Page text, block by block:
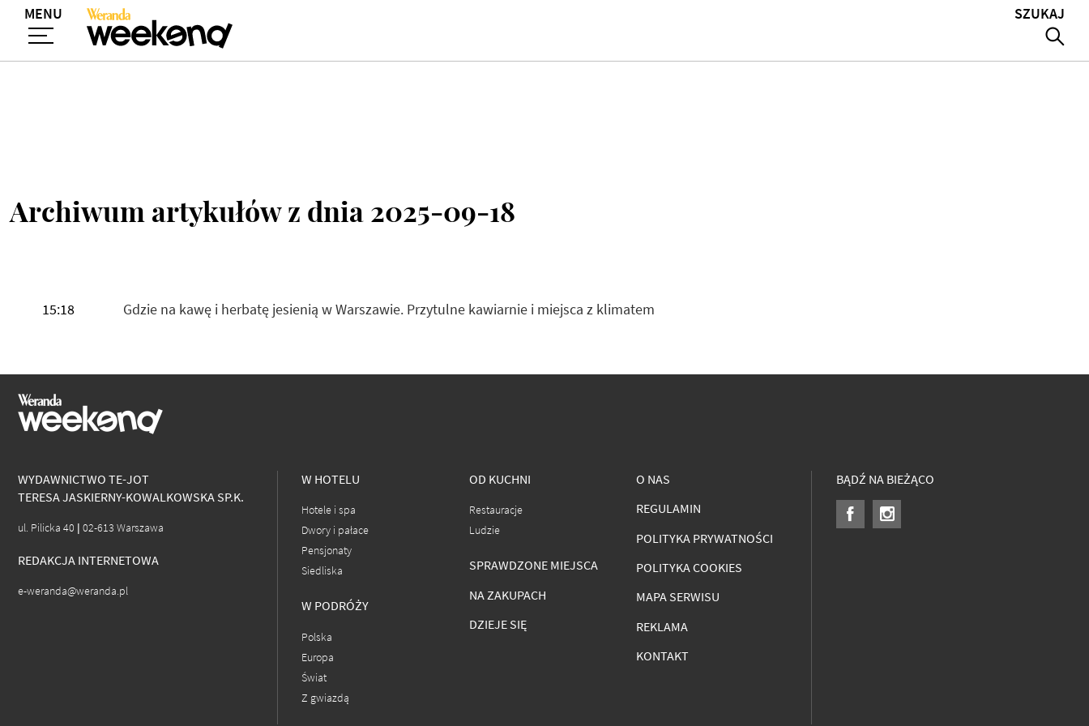
MENU SZUKAJ
Archiwum artykułów z dnia 2025-09-18
15:18 Gdzie na kawę i herbatę jesienią w Warszawie. Przytulne kawiarnie i miejsca z klimatem
WYDAWNICTWO TE-JOT
TERESA JASKIERNY-KOWALKOWSKA SP.K.
ul. Pilicka 40 | 02-613 Warszawa
REDAKCJA INTERNETOWA
e-weranda@weranda.pl
W HOTELU
Hotele i spa
Dwory i pałace
Pensjonaty
Siedliska
W PODRÓŻY
Polska
Europa
Świat
Z gwiazdą
OD KUCHNI
Restauracje
Ludzie
SPRAWDZONE MIEJSCA
NA ZAKUPACH
DZIEJE SIĘ
O NAS
REGULAMIN
POLITYKA PRYWATNOŚCI
POLITYKA COOKIES
MAPA SERWISU
REKLAMA
KONTAKT
BĄDŹ NA BIEŻĄCO